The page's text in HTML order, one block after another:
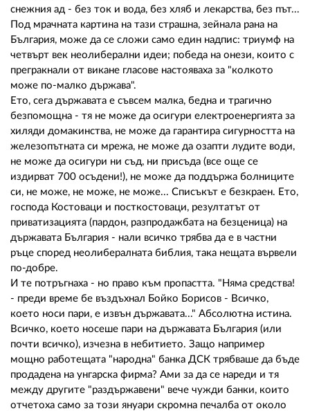
снежния ад - без ток и вода, без хляб и лекарства, без път...
Под мрачната картина на тази страшна, зейнала рана на
България, може да се сложи само един надпис: триумф на
четвърт век неолиберални идеи; победа на онези, които с
прегракнали от викане гласове настояваха за "колкото
може по-малко държава".
Ето, сега държавата е съвсем малка, бедна и трагично
безпомощна - тя не може да осигури електроенергията за
хиляди домакинства, не може да гарантира сигурността на
железопътната си мрежа, не може да озапти лудите води,
не може да осигури ни съд, ни присъда (все още се
издирват 700 осъдени!), не може да поддържа болниците
си, не може, не може, не може... Списъкът е безкраен. Ето,
господа Костоваци и посткостоваци, резултатът от
приватизацията (пардон, разпродажбата на безценица) на
държавата България - нали всичко трябва да е в частни
ръце според неолибералната библия, така нещата вървели
по-добре.
И те потръгнаха - но право към пропастта. "Няма средства!
- преди време бе въздъхнал Бойко Борисов - Всичко,
което носи пари, е извън държавата..." Абсолютна истина.
Всичко, което носеше пари на държавата България (или
почти всичко), изчезна в небитието. Защо например
мощно работещата "народна" банка ДСК трябваше да бъде
продадена на унгарска фирма? Ами за да се нареди и тя
между другите "раздържавени" вече чужди банки, които
отчетоха само за този януари скромна печалба от около